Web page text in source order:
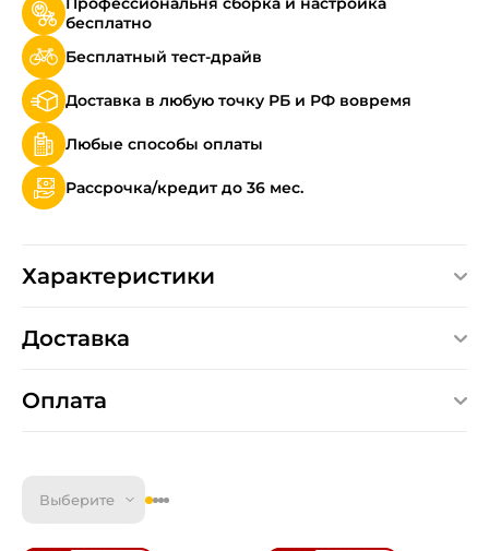
бесплатно
Бесплатный тест-драйв
Доставка в любую точку РБ и РФ вовремя
Любые способы оплаты
Рассрочка/кредит до 36 мес.
Характеристики
Доставка
Оплата
Выберите